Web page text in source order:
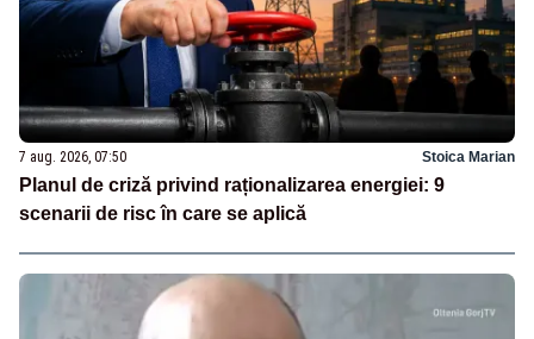
7 aug. 2026, 07:50 Stoica Marian
Planul de criză privind raționalizarea energiei: 9
scenarii de risc în care se aplică